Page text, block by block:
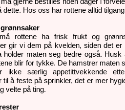
dette. Hos oss har rottene alltid
rottene ha frisk frukt og
gir vi dem på kvelden, siden det
holder maten seg bedre også.
blir for tykke. De hamstrer maten
ikke særlig appetittvekkende
til å feste på sprinkler, det er mer
velte på ting.